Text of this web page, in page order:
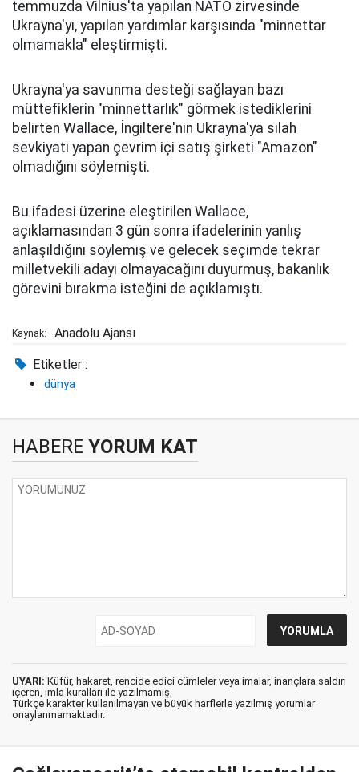
temmuzda Vilnius'ta yapılan NATO zirvesinde
Ukrayna'yı, yapılan yardımlar karşısında "minnettar
olmamakla" eleştirmişti.
Ukrayna'ya savunma desteği sağlayan bazı
müttefiklerin "minnettarlık" görmek istediklerini
belirten Wallace, İngiltere'nin Ukrayna'ya silah
sevkiyatı yapan çevrim içi satış şirketi "Amazon"
olmadığını söylemişti.
Bu ifadesi üzerine eleştirilen Wallace,
açıklamasından 3 gün sonra ifadelerinin yanlış
anlaşıldığını söylemiş ve gelecek seçimde tekrar
milletvekili adayı olmayacağını duyurmuş, bakanlık
görevini bırakma isteğini de açıklamıştı.
Kaynak: Anadolu Ajansı
Etiketler :
dünya
HABERE YORUM KAT
UYARI: Küfür, hakaret, rencide edici cümleler veya imalar, inançlara saldırı
içeren, imla kuralları ile yazılmamış,
Türkçe karakter kullanılmayan ve büyük harflerle yazılmış yorumlar
onaylanmamaktadır.